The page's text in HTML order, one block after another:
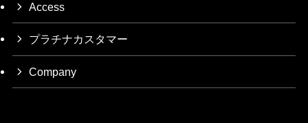
Access
プラチナカスタマー
Company